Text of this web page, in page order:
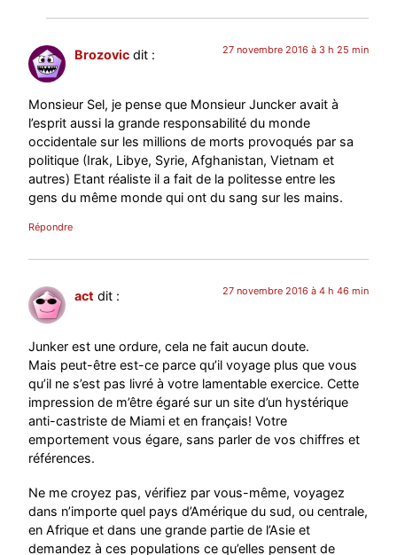
Brozovic dit : 27 novembre 2016 à 3 h 25 min
Monsieur Sel, je pense que Monsieur Juncker avait à
l’esprit aussi la grande responsabilité du monde
occidentale sur les millions de morts provoqués par sa
politique (Irak, Libye, Syrie, Afghanistan, Vietnam et
autres) Etant réaliste il a fait de la politesse entre les
gens du même monde qui ont du sang sur les mains.
Répondre
act dit : 27 novembre 2016 à 4 h 46 min
Junker est une ordure, cela ne fait aucun doute.
Mais peut-être est-ce parce qu’il voyage plus que vous
qu’il ne s’est pas livré à votre lamentable exercice. Cette
impression de m’être égaré sur un site d’un hystérique
anti-castriste de Miami et en français! Votre
emportement vous égare, sans parler de vos chiffres et
références.
Ne me croyez pas, vérifiez par vous-même, voyagez
dans n’importe quel pays d’Amérique du sud, ou centrale,
en Afrique et dans une grande partie de l’Asie et
demandez à ces populations ce qu’elles pensent de